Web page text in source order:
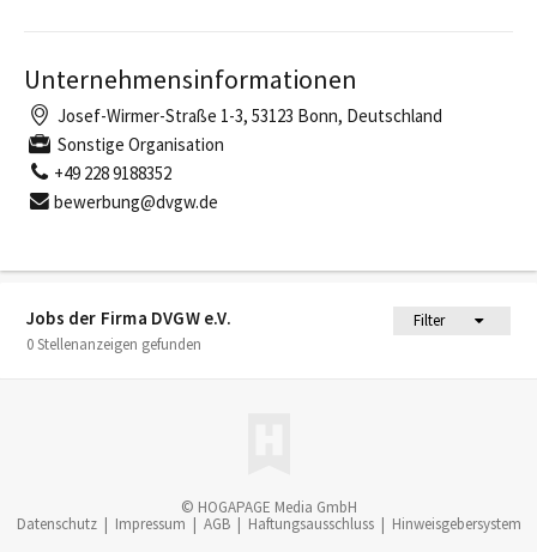
Jobs der Firma DVGW e.V.
Filter
0 Stellenanzeigen gefunden
Unternehmensinformationen
Josef-Wirmer-Straße 1-3, 53123 Bonn, Deutschland
Sonstige Organisation
+49 228 9188352
bewerbung@dvgw.de
© HOGAPAGE Media GmbH
Datenschutz | Impressum | AGB | Haftungsausschluss | Hinweisgebersystem